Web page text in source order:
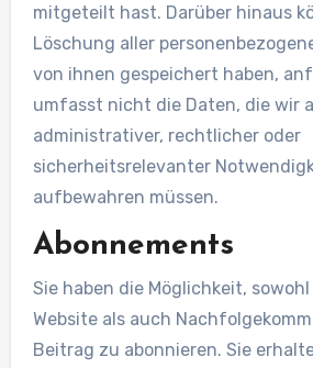
mitgeteilt hast. Darüber hinaus
Löschung aller
von ihnen gespeichert haben,
umfasst nicht die Daten, die wir
administrativer, rechtlicher oder
sicherheitsrelevanter
aufbewahren müssen.
Abonnements
Sie haben die Möglichkeit,
Website als auch
Beitrag zu abonnieren. Sie